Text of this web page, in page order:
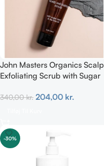
John Masters Organics Scalp
Exfoliating Scrub with Sugar
340,00kr. 204,00 kr.
-30%